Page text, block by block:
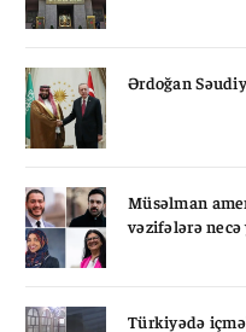
Ərdoğan
Müsəlman
vəzifələrə
Türkiyədə